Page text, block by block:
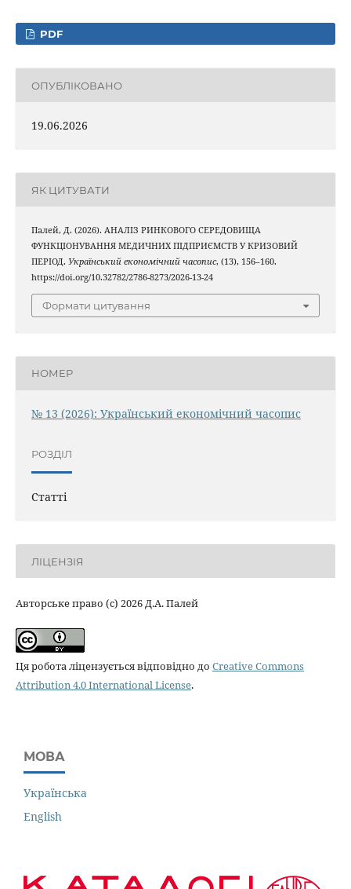
PDF
ОПУБЛІКОВАНО
19.06.2026
ЯК ЦИТУВАТИ
Палей, Д. (2026). АНАЛІЗ РИНКОВОГО СЕРЕДОВИЩА
ФУНКЦІОНУВАННЯ МЕДИЧНИХ ПІДПРИЄМСТВ У КРИЗОВИЙ
ПЕРІОД. Український економічний часопис, (13), 156–160.
https://doi.org/10.32782/2786-8273/2026-13-24
Формати цитування
НОМЕР
№ 13 (2026): Український економічний часопис
РОЗДІЛ
Статті
ЛІЦЕНЗІЯ
Авторське право (c) 2026 Д.А. Палей
Ця робота ліцензується відповідно до Creative Commons
Attribution 4.0 International License.
МОВА
Українська
English